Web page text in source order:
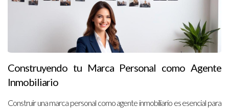
Construyendo tu Marca Personal como Agente
Inmobiliario
Construir una marca personal como agente inmobiliario es esencial para